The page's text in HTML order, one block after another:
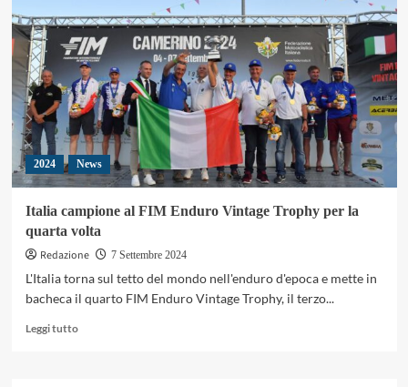
Misano
con
la
nuova
posteriore
Pirelli
2024 News
Italia campione al FIM Enduro Vintage Trophy per la
quarta volta
Redazione
7 Settembre 2024
L'Italia torna sul tetto del mondo nell'enduro d'epoca e mette in
bacheca il quarto FIM Enduro Vintage Trophy, il terzo...
Leggi tuttoLeggi